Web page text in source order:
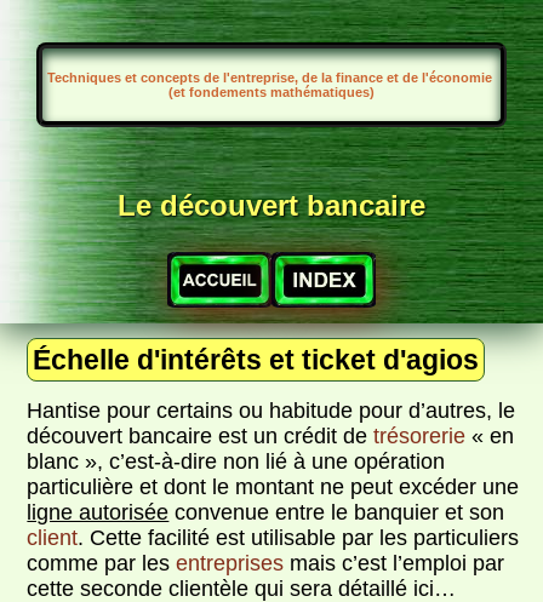
Techniques et concepts de l'entreprise, de la finance et de l'économie
(et fondements mathématiques)
Le découvert bancaire
Échelle d'intérêts et ticket d'agios
Hantise pour certains ou habitude pour d’autres, le
découvert bancaire est un crédit detrésorerie « en
blanc », c’est-à-dire non lié à une opération
particulière et dont le montant ne peut excéder une
ligne autorisée convenue entre le banquier et son
client. Cette facilité est utilisable par les particuliers
comme par lesentreprises mais c’est l’emploi par
cette seconde clientèle qui sera détaillé ici…